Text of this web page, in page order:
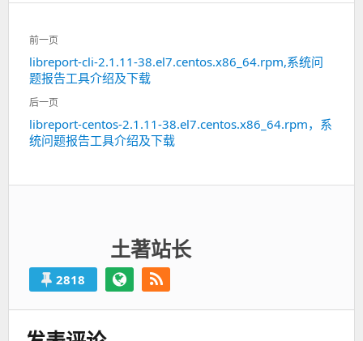
文
章
导
航
前一页
上
一
篇：
libreport-cli-2.1.11-38.el7.centos.x86_64.rpm,系统问
题报告工具介绍及下载
后一页
下
一
libreport-centos-2.1.11-38.el7.centos.x86_64.rpm，系
统问题报告工具介绍及下载
土著站长
2818